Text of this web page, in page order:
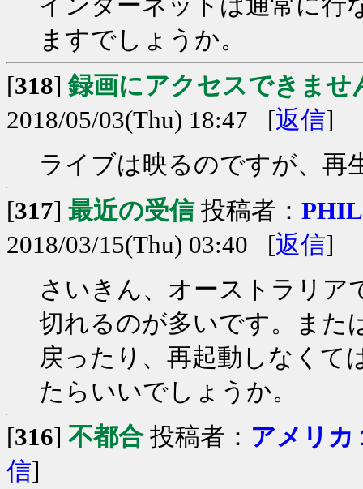
ますでしょうか。
[318] 録画にアクセスできませ
2018/05/03(Thu) 18:47 [返信]
ライブは映るのですが、再
[317] 最近の受信投稿者：
2018/03/15(Thu) 03:40 [返信]
さいきん、オーストラリア
切れるのが多いです。また
戻ったり、再起動しなくて
たらいいでしょうか。
[316] 不都合投稿者： アメリカ
信]